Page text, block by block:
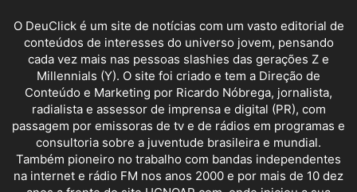
O DeuClick é um site de notícias com um vasto editorial de
conteúdos de interesses do universo jovem, pensando
cada vez mais nas pessoas slashies das gerações Z e
Millennials (Y). O site foi criado e tem a Direção de
Conteúdo e Marketing por Ricardo Nóbrega, jornalista,
radialista e assessor de imprensa e digital (PR), com
passagem por emissoras de tv e de rádios em programas e
consultoria sobre a juventude brasileira e mundial.
Também pioneiro no trabalho com bandas independentes
na internet e rádio FM nos anos 2000 e por mais de 10 dez